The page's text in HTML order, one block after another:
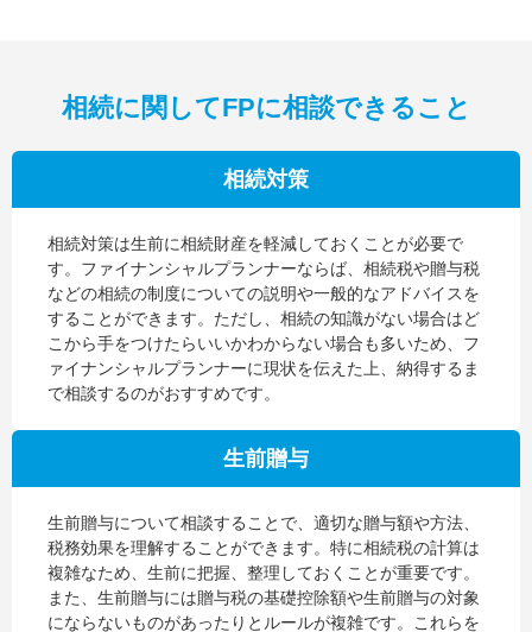
相続に関してFPに相談できること
相続対策
相続対策は生前に相続財産を軽減しておくことが必要で
す。ファイナンシャルプランナーならば、相続税や贈与税
などの相続の制度についての説明や一般的なアドバイスを
することができます。ただし、相続の知識がない場合はど
こから手をつけたらいいかわからない場合も多いため、フ
ァイナンシャルプランナーに現状を伝えた上、納得するま
で相談するのがおすすめです。
生前贈与
生前贈与について相談することで、適切な贈与額や方法、
税務効果を理解することができます。特に相続税の計算は
複雑なため、生前に把握、整理しておくことが重要です。
また、生前贈与には贈与税の基礎控除額や生前贈与の対象
にならないものがあったりとルールが複雑です。これらを